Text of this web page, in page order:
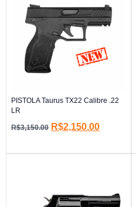
PISTOLA Taurus TX22 Calibre .22
LR
R$3,150.00 R$2,150.00